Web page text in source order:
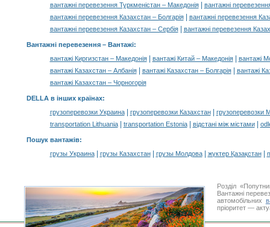
вантажні перевезення Туркменістан – Македонія|
вантажні
вантажні перевезення Казахстан – Болгарія|
вантажні перевезення
вантажні перевезення Казахстан – Сербія| вантажні перевезення
Вантажні перевезення – Вантажі:
вантажі Киргизстан – Македонія| вантажі Китай – Македонія|
вантажі
вантажі Казахстан – Албанія| вантажі Казахстан – Болгарія|
вантажі
вантажі Казахстан – Чорногорія
DELLA в інших країнах:
грузоперевозки Украина| грузоперевозки Казахстан|
грузоперевозки
transportation Lithuania| transportation Estonia| відстані між містами|
Пошук вантажів:
грузы Украина| грузы Казахстан| грузы Молдова| жүктер Қазақстан|
Розділ
Вантажні
автомобільних
пріоритет —